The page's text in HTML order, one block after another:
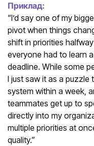
Приклад:
“I’d say one of my
pivot when things
shift in priorities
everyone had to learn
deadline. While some
I just saw it as a puzzle
system within a week,
teammates get up to
directly into my
multiple priorities at
quality.”